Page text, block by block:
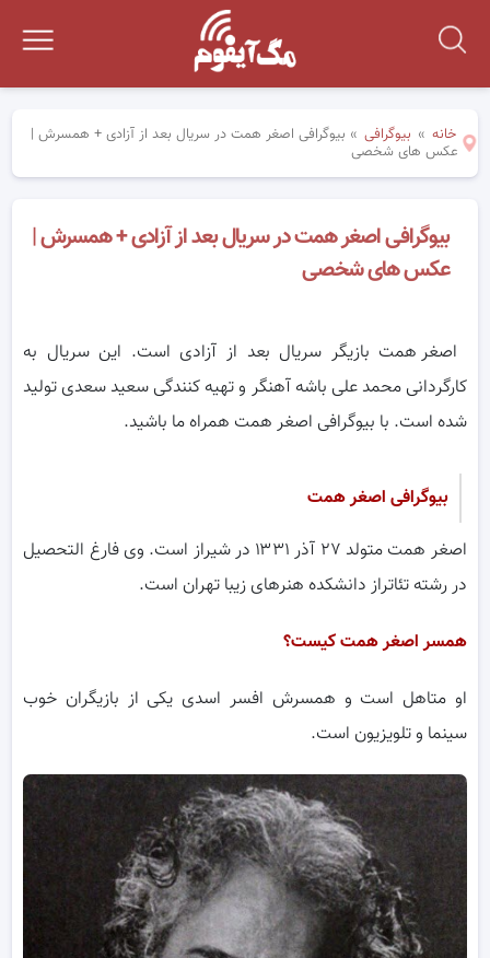
خانه » بیوگرافی » بیوگرافی اصغر همت در سریال بعد از آزادی + همسرش |
عکس های شخصی
بیوگرافی اصغر همت در سریال بعد از آزادی + همسرش |
عکس های شخصی
اصغر همت بازیگر سریال بعد از آزادی است. این سریال به
کارگردانی محمد علی باشه آهنگر و تهیه کنندگی سعید سعدی تولید
شده است. با بیوگرافی اصغر همت همراه ما باشید.
بیوگرافی اصغر همت
اصغر همت متولد ۲۷ آذر ۱۳۳۱ در شیراز است. وی فارغ التحصیل
در رشته تئاتراز دانشکده هنرهای زیبا تهران است.
همسر اصغر همت کیست؟
او متاهل است و همسرش افسر اسدی یکی از بازیگران خوب
سینما و تلویزیون است.